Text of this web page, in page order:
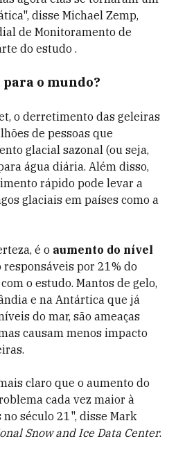
disse Michael Zemp,
de Monitoramento de
do estudo .
o mundo?
o derretimento das geleiras
de pessoas que
glacial sazonal (ou seja,
água diária. Além disso,
rápido pode levar a
glaciais em países como a
é o aumento do nível
responsáveis por 21% do
o estudo. Mantos de gelo,
e na Antártica que já
do mar, são ameaças
causam menos impacto
claro que o aumento do
cada vez maior à
século 21", disse Mark
Snow and Ice Data Center.